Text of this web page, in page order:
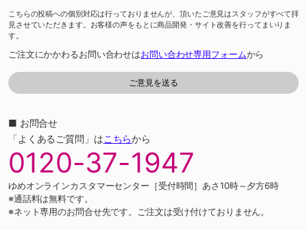
こちらの投稿への個別対応は行っておりませんが、頂いたご意見はスタッフがすべて拝
見させていただきます。お客様の声をもとに商品開発・サイト改善を行ってまいりま
す。
ご注文にかかわるお問い合わせはお問い合わせ専用フォームから
■ お問合せ
「よくあるご質問」はこちらから
0120-37-1947
ゆめオンラインカスタマーセンター［受付時間］あさ10時～夕方6時
※通話料は無料です。
※ネット専用のお問合せ先です。ご注文は受け付けておりません。